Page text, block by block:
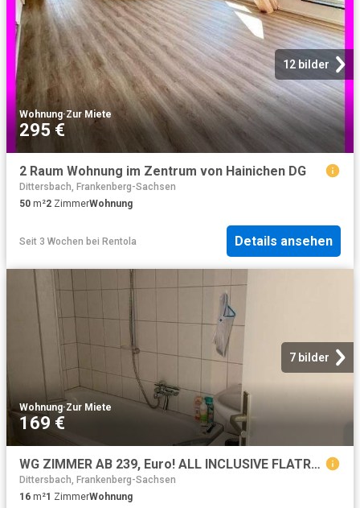
12 bilder
Wohnung·Zur Miete
295 €
2 Raum Wohnung im Zentrum von Hainichen DG
Dittersbach, Frankenberg-Sachsen
50 m²2 ZimmerWohnung
Seit 3 Wochen bei Rentola Details ansehen
7 bilder
Wohnung·Zur Miete
169 €
WG ZIMMER AB 239, Euro! ALL INCLUSIVE FLATRATE INKL. DSL, STROM, KABEL TV
Dittersbach, Frankenberg-Sachsen
16 m²1 ZimmerWohnung